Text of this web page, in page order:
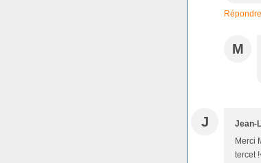
Répondre
M
J Jean-
Merci
tercet